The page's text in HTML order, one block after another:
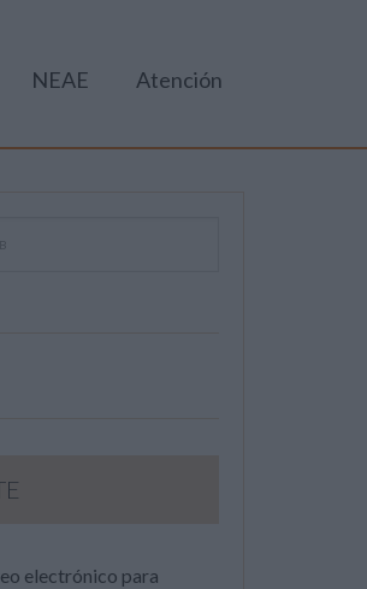
NEAE Atención
electrónico para